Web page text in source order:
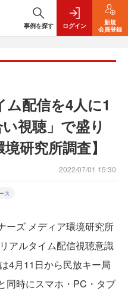
事例を探す ログイン
新規
会員登録
配信を4人に1
視聴」で盛り
研究所調査】
2022/07/01 15:30
ス
ーズ メディア環境研究所
アルタイム配信視聴意識
4月11日から民放キー局
同時にスマホ・PC・タブ